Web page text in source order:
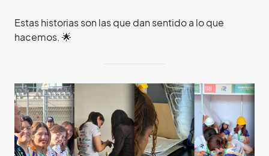
Estas historias son las que dan sentido a lo que
hacemos. 🌟